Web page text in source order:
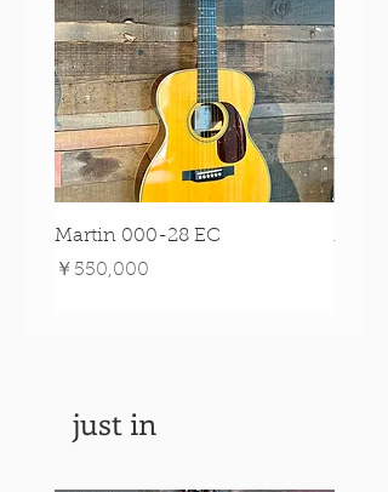
Martin 000-28 EC
価格
￥550,000
just in